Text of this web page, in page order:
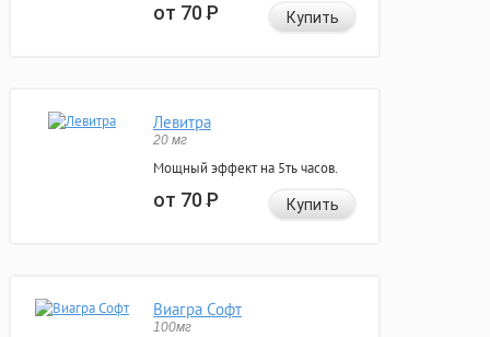
от 70Р Купить
Левитра
20 мг
Мощный эффект на 5ть часов.
от 70Р Купить
Виагра Софт
100мг